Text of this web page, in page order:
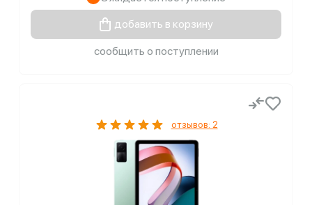
добавить в корзину
сообщить о поступлении
отзывов: 2